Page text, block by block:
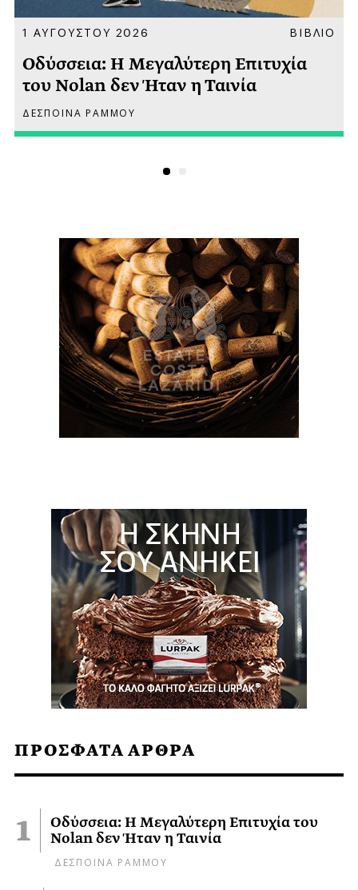
ΠΡΟΣΦΑΤΑ ΑΡΘΡΑ
Οδύσσεια: Η Μεγαλύτερη Επιτυχία του
Nolan δεν Ήταν η Ταινία
ΔΕΣΠΟΙΝΑ ΡΑΜΜΟΥ
1 ΑΥΓΟΥΣΤΟΥ 2026 ΒΙΒΛΙΟ
Οδύσσεια: Η Μεγαλύτερη Επιτυχία
του Nolan δεν Ήταν η Ταινία
ΔΕΣΠΟΙΝΑ ΡΑΜΜΟΥ